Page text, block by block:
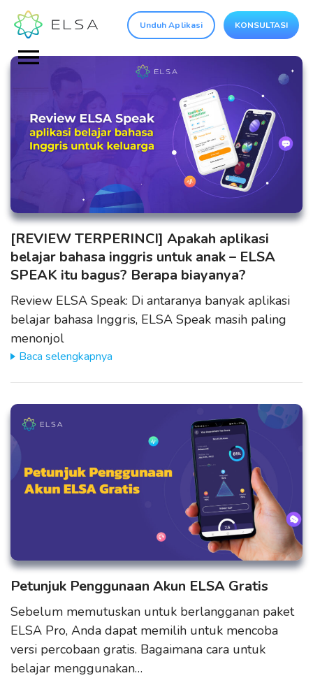
Unduh Aplikasi KONSULTASI
[REVIEW TERPERINCI] Apakah aplikasi
belajar bahasa inggris untuk anak – ELSA
SPEAK itu bagus? Berapa biayanya?
Review ELSA Speak: Di antaranya banyak aplikasi
belajar bahasa Inggris, ELSA Speak masih paling
menonjol
Baca selengkapnya
Petunjuk Penggunaan Akun ELSA Gratis
Sebelum memutuskan untuk berlangganan paket
ELSA Pro, Anda dapat memilih untuk mencoba
versi percobaan gratis. Bagaimana cara untuk
belajar menggunakan…